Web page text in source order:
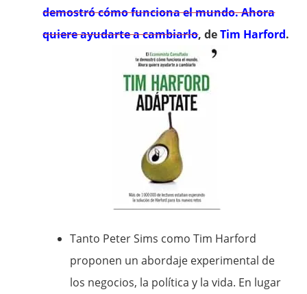
demostró cómo funciona el mundo. Ahora
quiere ayudarte a cambiarlo, deTim Harford.
Tanto Peter Sims como Tim Harford
proponen un abordaje experimental de
los negocios, la política y la vida. En lugar